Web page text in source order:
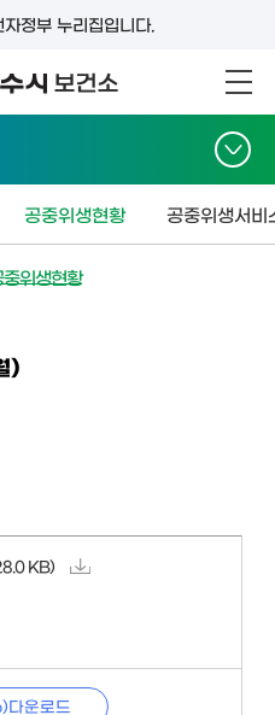
정부 누리집입니다.
공중위생현황 공중위생서비
중위생현황
)
KB)
다운로드